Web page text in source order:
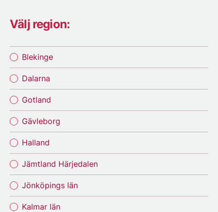
Välj region:
Blekinge
Dalarna
Gotland
Gävleborg
Halland
Jämtland Härjedalen
Jönköpings län
Kalmar län